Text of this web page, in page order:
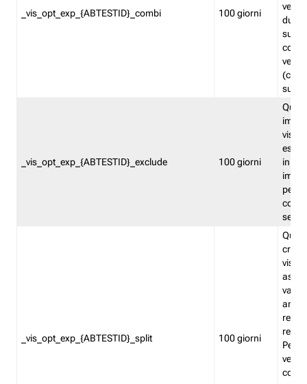
_vis_opt_exp_{ABTESTID}_combi 100 giorni
_vis_opt_exp_{ABTESTID}_exclude 100 giorni
in
_vis_opt_exp_{ABTESTID}_split 100 giorni